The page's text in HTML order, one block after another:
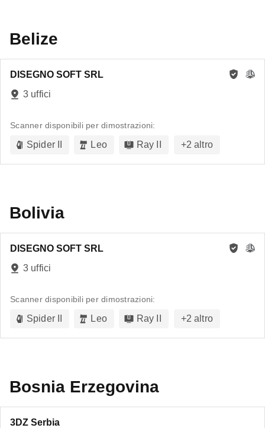
Belize
DISEGNO SOFT SRL
3 uffici
Scanner disponibili per dimostrazioni:
Spider II Leo Ray II +2 altro
Bolivia
DISEGNO SOFT SRL
3 uffici
Scanner disponibili per dimostrazioni:
Spider II Leo Ray II +2 altro
Bosnia Erzegovina
3DZ Serbia